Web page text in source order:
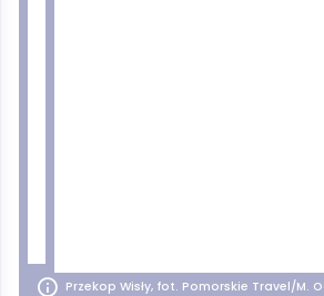
Przekop Wisły, fot. Pomorskie Travel/M.